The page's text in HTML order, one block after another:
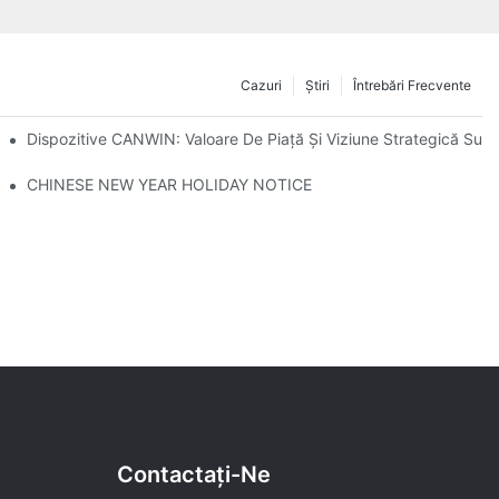
Întrebări Frecvente
Ştiri
Cazuri
Miezul Transformatoarelor
Dispozitive CANWIN: Valoare De Piață Și Viziune Strategică
Călătorie Cu Recunoștință Față De Clienți!
CHINESE NEW YEAR HOLIDAY NOTICE
Contactaţi-Ne